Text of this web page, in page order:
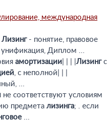
международная
Лизинг- понятие, правовое
унификация, Диплом ...
амортизации Лизингс
, с неполной| | |
...
не соответствуют условиям
предмета лизинга; . если
...